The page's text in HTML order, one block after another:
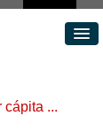
cápita ...